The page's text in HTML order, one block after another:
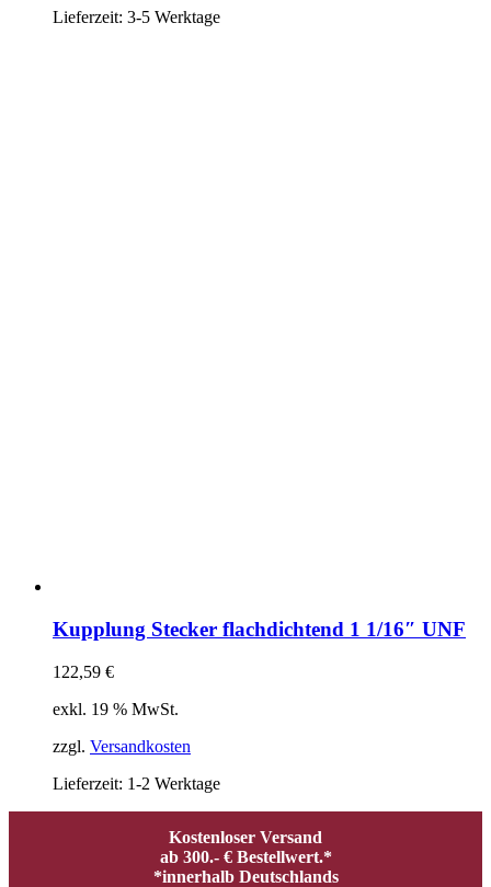
Lieferzeit: 3-5 Werktage
Kupplung Stecker flachdichtend 1 1/16″ UNF
122,59 €
exkl. 19 % MwSt.
zzgl. Versandkosten
Lieferzeit: 1-2 Werktage
Kostenloser Versand
ab 300.- € Bestellwert.*
*innerhalb Deutschlands